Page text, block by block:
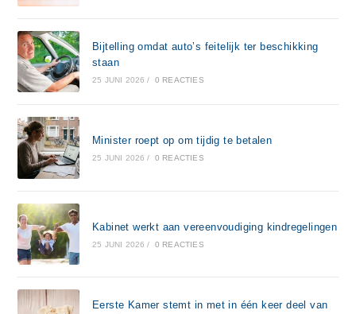
Bijtelling omdat auto’s feitelijk ter beschikking
staan
25 JUNI 2026 / 0 REACTIES
Minister roept op om tijdig te betalen
25 JUNI 2026 / 0 REACTIES
Kabinet werkt aan vereenvoudiging kindregelingen
25 JUNI 2026 / 0 REACTIES
Eerste Kamer stemt in met in één keer deel van